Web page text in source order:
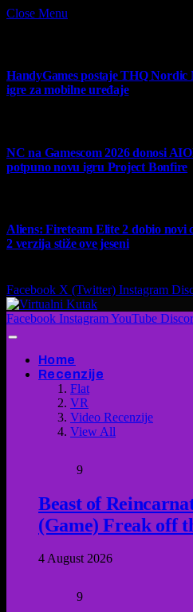
Close Menu
HandyGames postaje THQ
igre za mobilne uređaje
NC na Gamescom 2026 donosi
potpuno novu igru Project Bonfire
Aliens: Fireteam Elite 2 dobio novi
2 verzija stiže ove jeseni
Facebook X (Twitter) Instagram
Facebook InstagramYouTube
Home
Recenzije
Flat
VR
Video Recenzije
View All
9
Beast of
(Game) Freak off
4 August 2026
9